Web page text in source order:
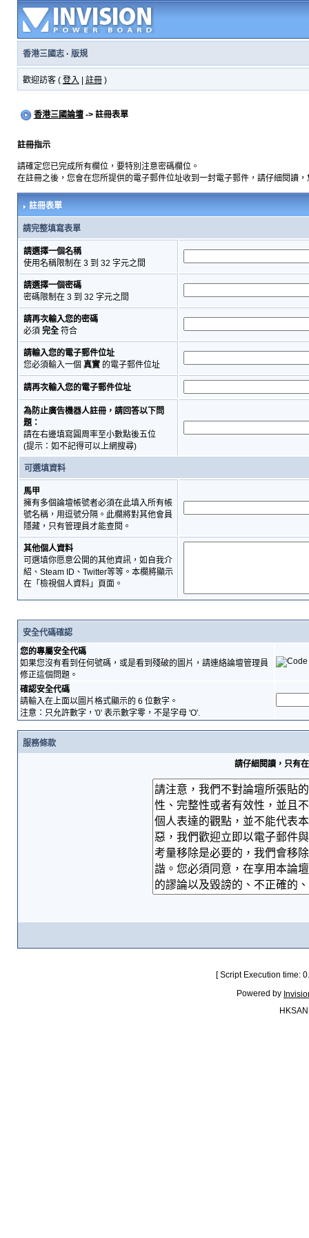
香港三國志· 版規
歡迎訪客 ( 登入 註冊)
香港三國論壇-> 註冊表單
註冊指示
請確定您已完成所有欄位，要特別注意密碼欄位。
在註冊之後，您會在您所提供的電子郵件位址收到一封電子郵件，請仔細閱讀
註冊表單
請完整填寫表單
請選擇一個名稱
使用名稱限制在 3 到 32 字元之間
請選擇一個密碼
密碼限制在 3 到 32 字元之間
請再次輸入您的密碼
必須 完全符合
請輸入您的電子郵件位址
您必須輸入一個 真實的電子郵件位址
請再次輸入您的電子郵件位址
為防止廣告機器人註冊，請回答以下問
題：
請在右邊填寫圓周率至小數點後五位
(提示：如不記得可以上網搜尋)
可選填資料
馬甲
擁有多個論壇帳號者必須在此填入所有帳
號名稱，用逗號分隔。此欄將對其他會員
隱藏，只有管理員才能查閱。
其他個人資料
可選填你愿意公開的其他資訊，如自我介
紹、Steam ID、Twitter等等。本欄將顯示
在「檢視個人資料」頁面。
安全代碼確認
您的專屬安全代碼
如果您沒有看到任何號碼，或是看到殘破的圖片，請連絡論壇管理員
修正這個問題。
確認安全代碼
請輸入在上面以圖片格式顯示的 6 位數字。
注意：只允許數字，'0' 表示數字零，不是字母 'O'.
服務條款
請仔細閱讀，只有
[ Script Execution time:
Powered by